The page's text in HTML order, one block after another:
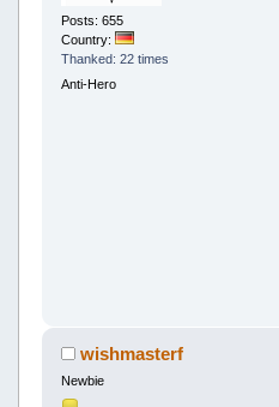
Posts: 655
Country:
Thanked: 22 times
Anti-Hero
wishmasterf
Newbie